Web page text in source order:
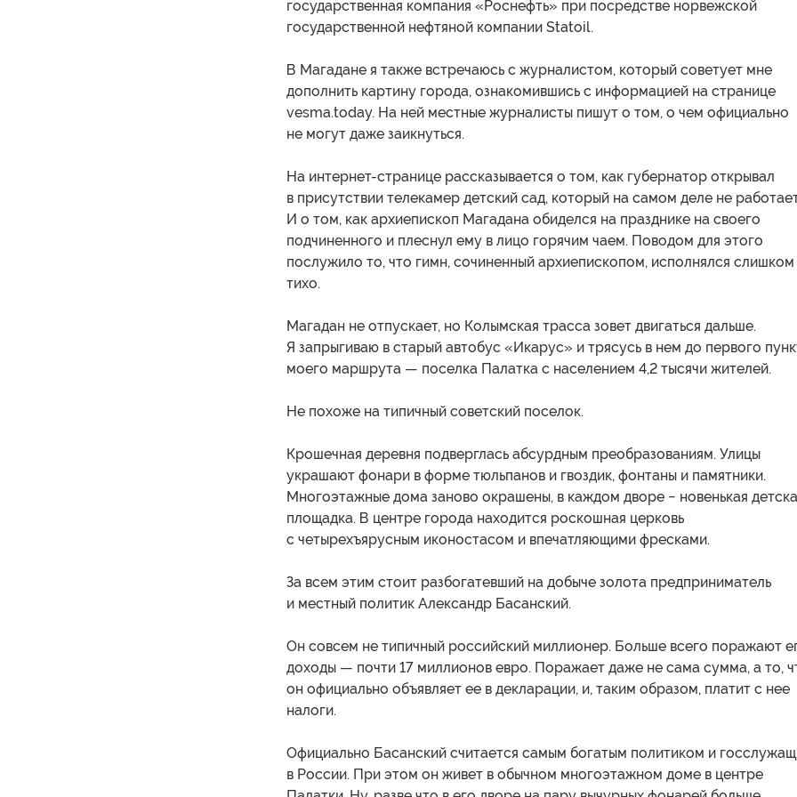
государственная компания «Роснефть» при посредстве норвежской
государственной нефтяной компании Statoil.
В Магадане я также встречаюсь с журналистом, который советует мне
дополнить картину города, ознакомившись с информацией на странице
vesma.today. На ней местные журналисты пишут о том, о чем официально
не могут даже заикнуться.
На интернет-странице рассказывается о том, как губернатор открывал
в присутствии телекамер детский сад, который на самом деле не
И о том, как архиепископ Магадана обиделся на празднике на своего
подчиненного и плеснул ему в лицо горячим чаем. Поводом для этого
послужило то, что гимн, сочиненный архиепископом, исполнялся слишком
тихо.
Магадан не отпускает, но Колымская трасса зовет двигаться дальше.
Я запрыгиваю в старый автобус «Икарус» и трясусь в нем до первого
моего маршрута — поселка Палатка с населением 4,2 тысячи жителей.
Не похоже на типичный советский поселок.
Крошечная деревня подверглась абсурдным преобразованиям. Улицы
украшают фонари в форме тюльпанов и гвоздик, фонтаны и памятники.
Многоэтажные дома заново окрашены, в каждом дворе − новенькая
площадка. В центре города находится роскошная церковь
с четырехъярусным иконостасом и впечатляющими фресками.
За всем этим стоит разбогатевший на добыче золота предприниматель
и местный политик Александр Басанский.
Он совсем не типичный российский миллионер. Больше всего поражают
доходы — почти 17 миллионов евро. Поражает даже не сама сумма, а то,
он официально объявляет ее в декларации, и, таким образом, платит с нее
налоги.
Официально Басанский считается самым богатым политиком и
в России. При этом он живет в обычном многоэтажном доме в центре